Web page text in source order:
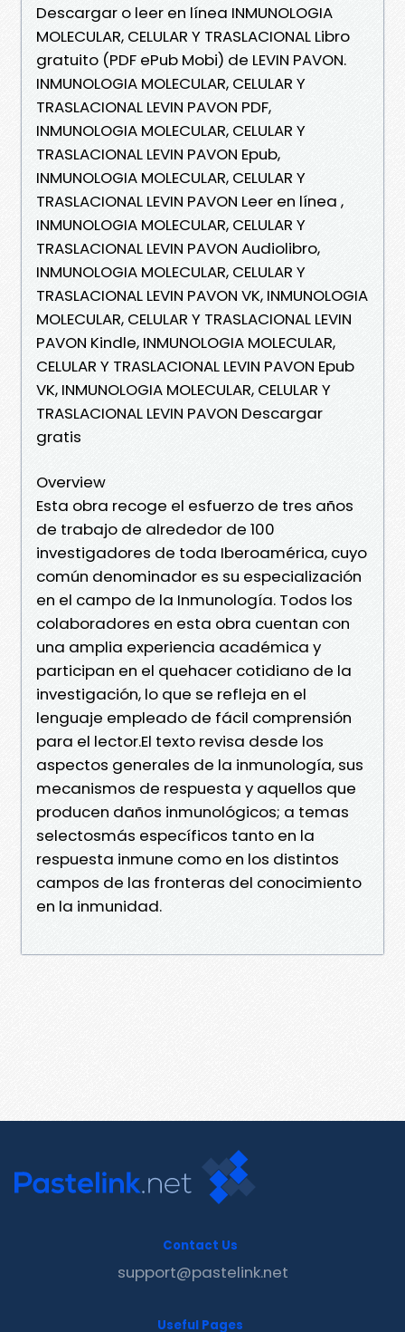
Descargar o leer en línea INMUNOLOGIA
MOLECULAR, CELULAR Y TRASLACIONAL Libro
gratuito (PDF ePub Mobi) de LEVIN PAVON.
INMUNOLOGIA MOLECULAR, CELULAR Y
TRASLACIONAL LEVIN PAVON PDF,
INMUNOLOGIA MOLECULAR, CELULAR Y
TRASLACIONAL LEVIN PAVON Epub,
INMUNOLOGIA MOLECULAR, CELULAR Y
TRASLACIONAL LEVIN PAVON Leer en línea ,
INMUNOLOGIA MOLECULAR, CELULAR Y
TRASLACIONAL LEVIN PAVON Audiolibro,
INMUNOLOGIA MOLECULAR, CELULAR Y
TRASLACIONAL LEVIN PAVON VK, INMUNOLOGIA
MOLECULAR, CELULAR Y TRASLACIONAL LEVIN
PAVON Kindle, INMUNOLOGIA MOLECULAR,
CELULAR Y TRASLACIONAL LEVIN PAVON Epub
VK, INMUNOLOGIA MOLECULAR, CELULAR Y
TRASLACIONAL LEVIN PAVON Descargar
gratis
Overview
Esta obra recoge el esfuerzo de tres años
de trabajo de alrededor de 100
investigadores de toda Iberoamérica, cuyo
común denominador es su especialización
en el campo de la Inmunología. Todos los
colaboradores en esta obra cuentan con
una amplia experiencia académica y
participan en el quehacer cotidiano de la
investigación, lo que se refleja en el
lenguaje empleado de fácil comprensión
para el lector.El texto revisa desde los
aspectos generales de la inmunología, sus
mecanismos de respuesta y aquellos que
producen daños inmunológicos; a temas
selectosmás específicos tanto en la
respuesta inmune como en los distintos
campos de las fronteras del conocimiento
en la inmunidad.
Contact Us
support@pastelink.net
Useful Pages